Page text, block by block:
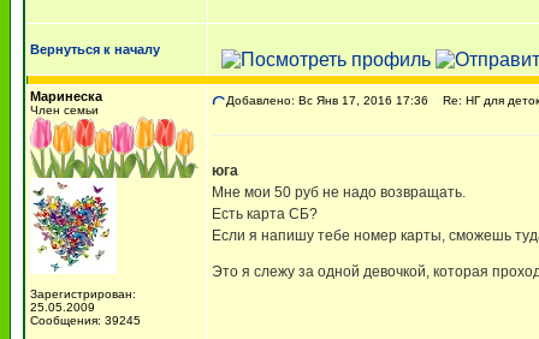
Вернуться к началу
Маринеска
Член семьи
Зарегистрирован:
25.05.2009
Сообщения: 39245
Добавлено: Вс Янв 17, 2016 17:36 Re: НГ для
юга
Мне мои 50 руб не надо возвращать.
Есть карта СБ?
Если я напишу тебе номер карты, сможешь
Это я слежу за одной девочкой, которая